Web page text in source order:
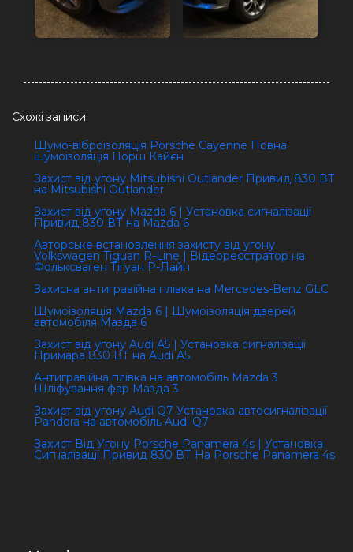
Схожі записи:
Шумо-віброізоляція Porsche Cayenne Повна
шумоізоляція Порш Кайєн
Захист від угону Mitsubishi Outlander Привид 830 ВТ
на Mitsubishi Outlander
Захист від угону Mazda 6 | Установка сигналізації
Привид 830 ВТ на Mazda 6
Авторське встановлення захисту від угону
Volkswagen Tiguan R-Line | Відеореєстратор на
Фольксваген Тігуан Р-Лайн
Захисна антигравійна плівка на Mercedes-Benz GLC
Шумоізоляція Mazda 6 | Шумоізоляція дверей
автомобіля Мазда 6
Захист від угону Audi А5 | Установка сигналізації
Примара 830 ВТ на Audi А5
Антигравійна плівка на автомобіль Mazda 3
Шліфування фар Мазда 3
Захист від угону Audi Q7 Установка автосигналізації
Pandora на автомобіль Audi Q7
Захист Від Угону Porsche Panamera 4s | Установка
Сигналізації Привид 830 ВТ На Porsche Panamera 4s